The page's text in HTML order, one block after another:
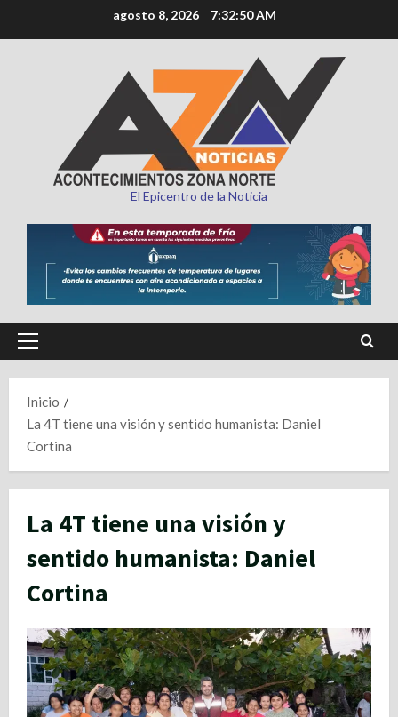
al
agosto 8, 2026 7:32:51 AM
El Epicentro de la Noticia
Menú
Inicio
La 4T tiene una visión y sentido humanista: Daniel
Cortina
La 4T tiene una visión y
sentido humanista: Daniel
Cortina